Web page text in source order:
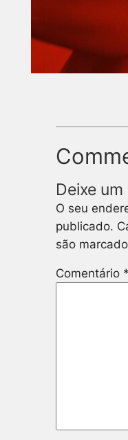
Deixe
O seu
publicado.
são
Comentário *